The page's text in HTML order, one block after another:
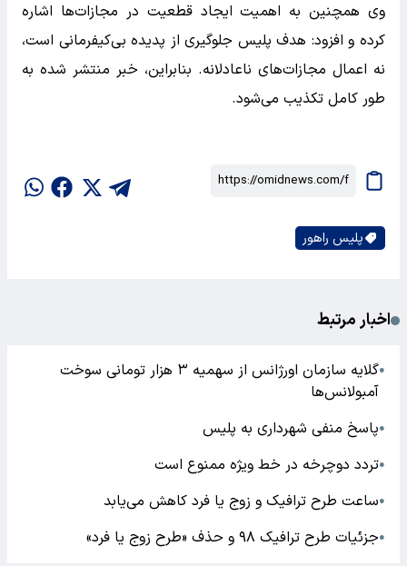
وی همچنین به اهمیت ایجاد قطعیت در مجازات‌ها اشاره
کرده و افزود: هدف پلیس جلوگیری از پدیده بی‌کیفرمانی است،
نه اعمال مجازات‌های ناعادلانه. بنابراین، خبر منتشر شده به
طور کامل تکذیب می‌شود.
پلیس راهور
اخبار مرتبط
●
گلایه سازمان اورژانس از سهمیه ۳ هزار تومانی سوخت
آمبولانس‌ها
●پاسخ منفی شهرداری به پلیس
●تردد دوچرخه در خط ویژه ممنوع است
●ساعت طرح ترافیک و زوج یا فرد کاهش می‌یابد
●جزئیات طرح ترافیک ۹۸ و حذف «طرح زوج یا فرد»